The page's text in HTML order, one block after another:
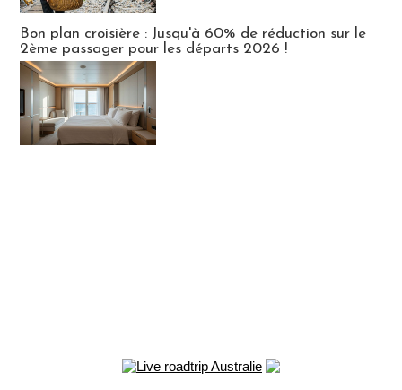
Bon plan croisière : Jusqu'à 60% de réduction sur le
2ème passager pour les départs 2026 !